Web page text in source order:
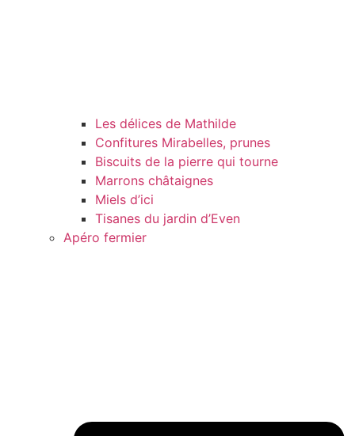
Les délices de Mathilde
Confitures Mirabelles, prunes
Biscuits de la pierre qui tourne
Marrons châtaignes
Miels d’ici
Tisanes du jardin d’Even
Apéro fermier